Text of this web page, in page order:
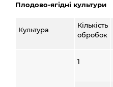
Плодово-ягідні культури
Культура
Кількість
обробок
1